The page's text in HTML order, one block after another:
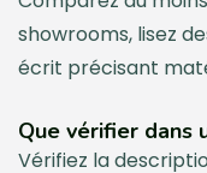
showrooms, lisez
écrit précisant
Que vérifier dans
Vérifiez la